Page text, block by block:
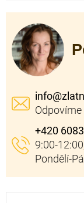
info@
+420